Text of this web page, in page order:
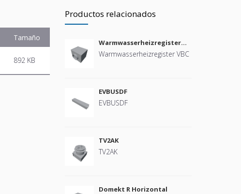
Tamaño
892 KB
Productos relacionados
Warmwasserheizregister
VBC
Warmwasserheizregister VBC
EVBUSDF
EVBUSDF
TV2AK
TV2AK
Domekt R Horizontal